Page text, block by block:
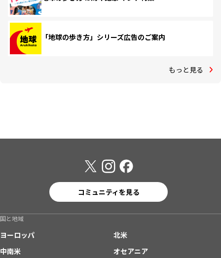
「地球の歩き方」シリーズ広告のご案内
もっと見る
コミュニティを見る
国と地域
ヨーロッパ
北米
中南米
オセアニア